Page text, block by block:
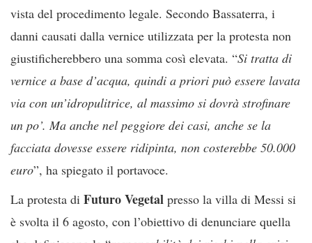
vista del procedimento legale. Secondo Bassaterra, i
danni causati dalla vernice utilizzata per la protesta non
giustificherebbero una somma così elevata. “Si tratta di
vernice a base d’acqua, quindi a priori può essere lavata
via con un’idropulitrice, al massimo si dovrà strofinare
un po’. Ma anche nel peggiore dei casi, anche se la
facciata dovesse essere ridipinta, non costerebbe 50.000
euro”, ha spiegato il portavoce.
La protesta di Futuro Vegetal presso la villa di Messi si
è svolta il 6 agosto, con l’obiettivo di denunciare quella